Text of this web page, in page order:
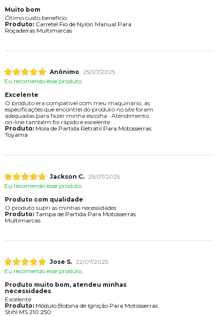
Muito bom
Ótimo custo benefício
Produto:Carretel Fio de Nylon Manual Para
Roçadeiras Multimarcas
Anônimo 25/07/2025
Eu recomendo esse produto.
Excelente
O produto era compatível com meu maquinário, as
especificações que encontrei do produto no site foram
adequadas para fazer minha escolha . Atendimento
on-line também foi rápido e excelente.
Produto:Mola de Partida Retrátil Para Motosserras
Toyama
Jackson C. 25/07/2025
Eu recomendo esse produto.
Produto com qualidade
O produto supri as minhas necessidades
Produto:Tampa de Partida Para Motosserras
Multimarcas
Jose S. 22/07/2025
Eu recomendo esse produto.
Produto muito bom, atendeu minhas
necessidades
Excelente
Produto:Módulo Bobina de Ignição Para Motosserras
Stihl MS 210 250